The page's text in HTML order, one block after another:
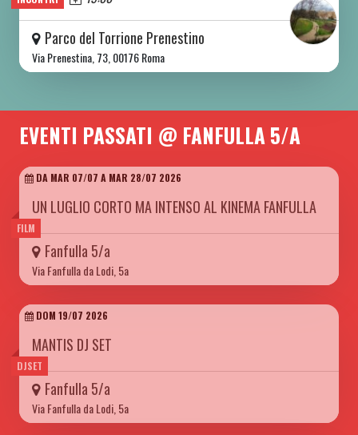
Parco del Torrione Prenestino
Via Prenestina, 73, 00176 Roma
EVENTI PASSATI @ FANFULLA 5/A
FILM
DA MAR 07/07 A MAR 28/07 2026
UN LUGLIO CORTO MA INTENSO AL KINEMA FANFULLA
Fanfulla 5/a
Via Fanfulla da Lodi, 5a
DJSET
DOM 19/07 2026
MANTIS DJ SET
Fanfulla 5/a
Via Fanfulla da Lodi, 5a